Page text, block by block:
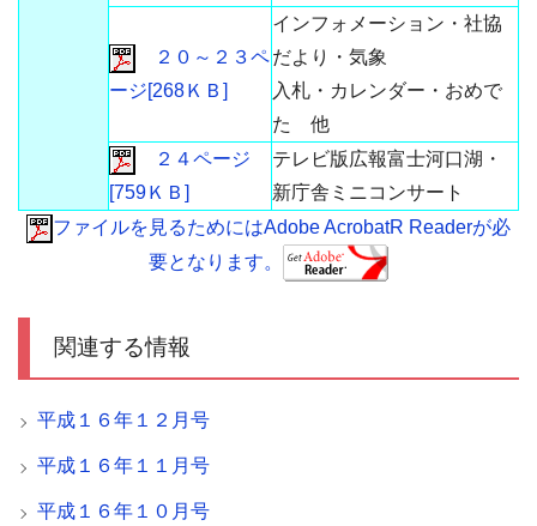
２０～２３ペ
ージ[268ＫＢ]
インフォメーション・社協
だより・気象
入札・カレンダー・おめで
た 他
２４ページ
[759ＫＢ]
テレビ版広報富士河口湖・
新庁舎ミニコンサート
ファイルを見るためにはAdobe AcrobatR Readerが必
要となります。
関連する情報
平成１６年１２月号
平成１６年１１月号
平成１６年１０月号